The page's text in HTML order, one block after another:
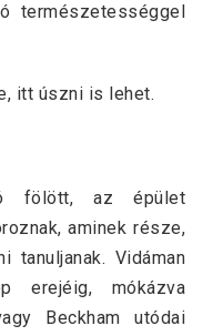
természetességgel
úszni is lehet.
fölött, az épület
aminek része,
tanuljanak. Vidáman
erejéig, mókázva
Beckham utódai